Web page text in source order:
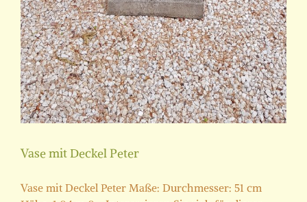
Vase mit Deckel Peter
Vase mit Deckel Peter Maße: Durchmesser: 51 cm